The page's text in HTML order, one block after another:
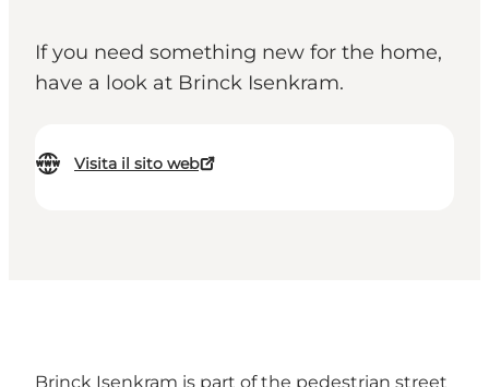
If you need something new for the home,
have a look at Brinck Isenkram.
Visita il sito web
Brinck Isenkram is part of the pedestrian street